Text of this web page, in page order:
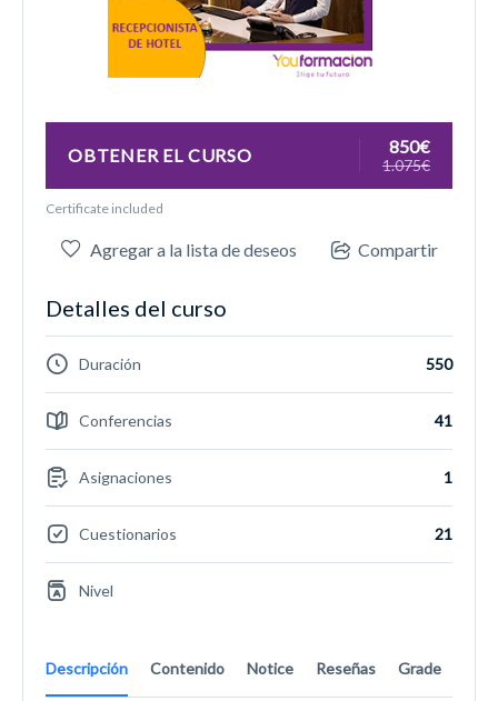
Descripción Contenido Notice Reseñas Grade
OBTENER EL CURSO 850€
1.075€
Certificate included
Agregar a la lista de deseos Compartir
Detalles del curso
Duración 550
Conferencias 41
Asignaciones 1
Cuestionarios 21
Nivel